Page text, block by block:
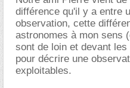
différence qu'il y a entre
observation, cette
astronomes à mon sens
sont de loin et devant
pour décrire une
exploitables.